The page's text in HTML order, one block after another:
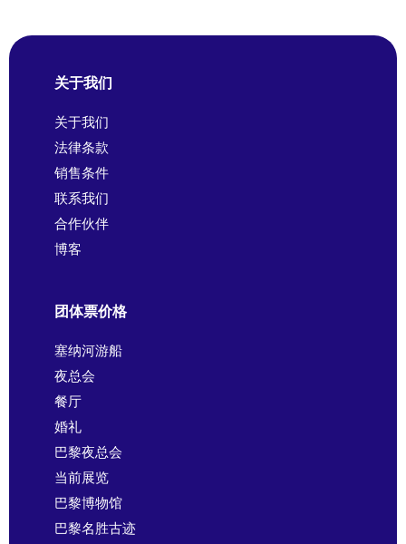
关于我们
关于我们
法律条款
销售条件
联系我们
合作伙伴
博客
团体票价格
塞纳河游船
夜总会
餐厅
婚礼
巴黎夜总会
当前展览
巴黎博物馆
巴黎名胜古迹